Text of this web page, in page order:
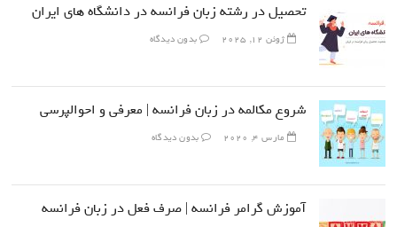
تحصیل در رشته زبان فرانسه در دانشگاه های ایران
ژوئن 12, 2025 بدون دیدگاه
شروع مکالمه در زبان فرانسه | معرفی و احوالپرسی
مارس 4, 2020 بدون دیدگاه
آموزش گرامر فرانسه | صرف فعل در زبان فرانسه